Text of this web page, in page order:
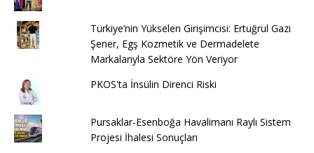
Türkiye’nin Yükselen Girişimcisi: Ertuğrul Gazi
Şener, Egş Kozmetik ve Dermadelete
Markalarıyla Sektöre Yön Veriyor
PKOS'ta İnsülin Direnci Riski
Pursaklar-Esenboğa Havalimanı Raylı Sistem
Projesi İhalesi Sonuçları